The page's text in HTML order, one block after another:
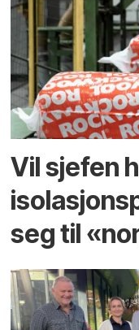
Vil sjefen
seg til